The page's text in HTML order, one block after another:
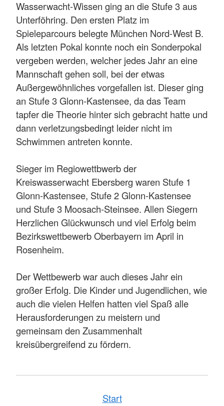
Wasserwacht-Wissen ging an die Stufe 3 aus
Unterföhring. Den ersten Platz im
Spieleparcours belegte München Nord-West B.
Als letzten Pokal konnte noch ein Sonderpokal
vergeben werden, welcher jedes Jahr an eine
Mannschaft gehen soll, bei der etwas
Außergewöhnliches vorgefallen ist. Dieser ging
an Stufe 3 Glonn-Kastensee, da das Team
tapfer die Theorie hinter sich gebracht hatte und
dann verletzungsbedingt leider nicht im
Schwimmen antreten konnte.
Sieger im Regiowettbwerb der
Kreiswasserwacht Ebersberg waren Stufe 1
Glonn-Kastensee, Stufe 2 Glonn-Kastensee
und Stufe 3 Moosach-Steinsee. Allen Siegern
Herzlichen Glückwunsch und viel Erfolg beim
Bezirkswettbewerb Oberbayern im April in
Rosenheim.
Der Wettbewerb war auch dieses Jahr ein
großer Erfolg. Die Kinder und Jugendlichen, wie
auch die vielen Helfen hatten viel Spaß alle
Herausforderungen zu meistern und
gemeinsam den Zusammenhalt
kreisübergreifend zu fördern.
Start